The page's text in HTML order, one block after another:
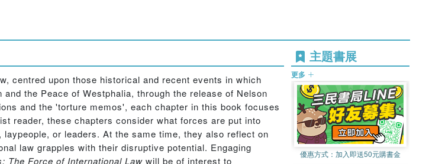
centred upon those historical and recent events in which
the Peace of Westphalia, through the release of Nelson
and the 'torture memos', each chapter in this book focuses
reader, these chapters consider what forces are put into
or leaders. At the same time, they also reflect on
law grapples with their disruptive potential. Engaging
The Force of International Law will be of interest to
主題書展
更多
優惠方式： 加入即送50元購書金